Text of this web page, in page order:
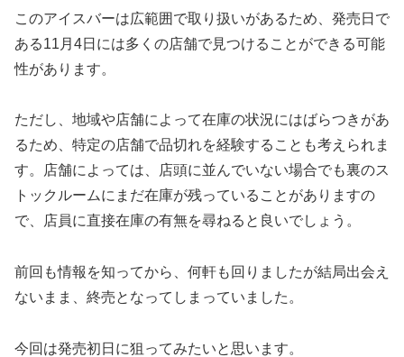
このアイスバーは広範囲で取り扱いがあるため、発売日で
ある11月4日には多くの店舗で見つけることができる可能
性があります。
ただし、地域や店舗によって在庫の状況にはばらつきがあ
るため、特定の店舗で品切れを経験することも考えられま
す。店舗によっては、店頭に並んでいない場合でも裏のス
トックルームにまだ在庫が残っていることがありますの
で、店員に直接在庫の有無を尋ねると良いでしょう。
前回も情報を知ってから、何軒も回りましたが結局出会え
ないまま、終売となってしまっていました。
今回は発売初日に狙ってみたいと思います。